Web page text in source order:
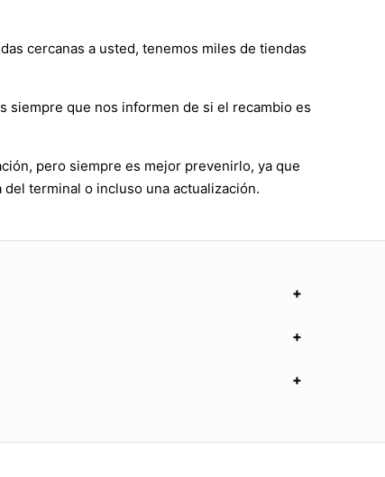
cercanas a usted, tenemos miles de tiendas
siempre que nos informen de si el recambio es
pero siempre es mejor prevenirlo, ya que
terminal o incluso una actualización.